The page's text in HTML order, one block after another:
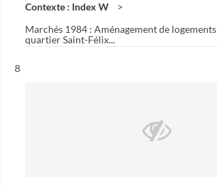
Contexte : Index W
Marchés 1984 : Aménagement de logements
quartier Saint-Félix...
Résultat n°
8